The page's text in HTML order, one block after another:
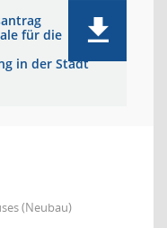
für die
in der Stadt
(Neubau)